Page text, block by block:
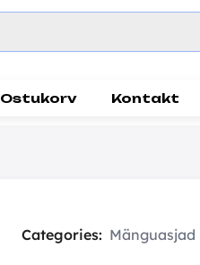
Ostukorv Kontakt
Categories: Mänguasjad